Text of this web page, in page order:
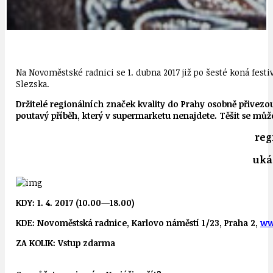
Na Novoměstské radnici se 1. dubna 2017 již po šesté koná
Slezska.
Držitelé regionálních značek kvality do Prahy osobně
poutavý příběh, který v supermarketu nenajdete. Těšit se
KDY: 1. 4. 2017 (10.00—18.00)
KDE: Novoměstská radnice, Karlovo náměstí 1/23, Praha 2,
ZA KOLIK: Vstup zdarma